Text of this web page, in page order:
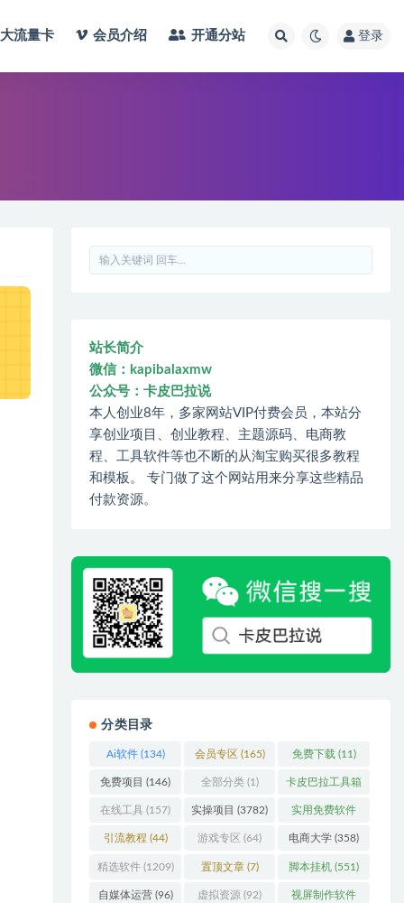
大流量卡 会员介绍 开通分站 登录
站长简介
微信：kapibalaxmw
公众号：卡皮巴拉说
本人创业8年，多家网站VIP付费会员，本站分
享创业项目、创业教程、主题源码、电商教
程、工具软件等也不断的从淘宝购买很多教程
和模板。 专门做了这个网站用来分享这些精品
付款资源。
分类目录
Ai软件(134) 会员专区 (165) 免费下载 (11)
免费项目 (146) 全部分类(1) 卡皮巴拉工具箱
(3)
在线工具 (157) 实操项目 (3782) 实用免费软件
(415)
引流教程 (44) 游戏专区 (64) 电商大学 (358)
精选软件(1209) 置顶文章(7) 脚本挂机 (551)
自媒体运营(96) 虚拟资源 (92) 视屏制作软件